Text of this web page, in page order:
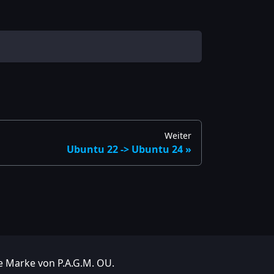
Weiter
Ubuntu 22 -> Ubuntu 24
von P.A.G.M. OU.